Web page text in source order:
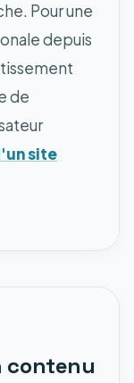
Pour une
depuis
de
site
contenu